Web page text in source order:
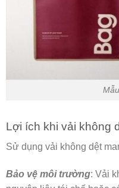
Lợi ích khi vải không
Sử dụng vải không dệt
Bảo vệ môi trường: Vải